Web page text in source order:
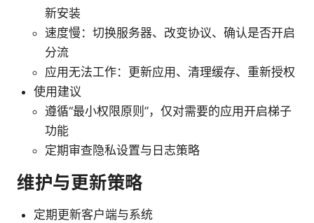
新安装
速度慢：切换服务器、改变协议、确认是否开启
分流
应用无法工作：更新应用、清理缓存、重新授权
使用建议
遵循“最小权限原则”，仅对需要的应用开启梯子
功能
定期审查隐私设置与日志策略
维护与更新策略
定期更新客户端与系统